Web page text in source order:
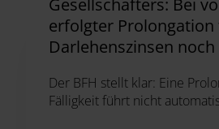
Gesellschafters: Bei
erfolgter Prolongation
Darlehenszinsen
Der BFH stellt klar: Eine
Fälligkeit führt nicht